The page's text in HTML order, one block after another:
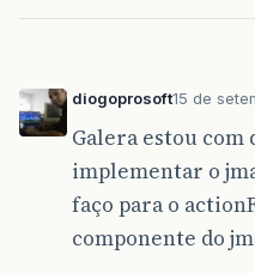
diogoprosoft15 de
Galera estou com
implementar o
faço para o
componente do